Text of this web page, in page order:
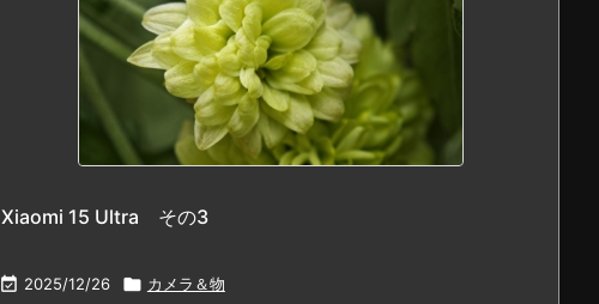
Xiaomi 15 Ultra その3
 2025/12/26  カメラ＆物